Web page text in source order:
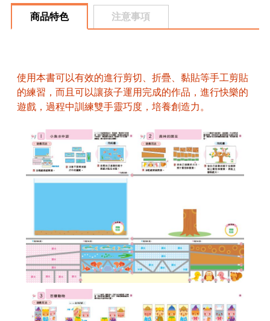
商品特色 注意事項
使用本書可以有效的進行剪切、折疊、黏貼等手工剪貼
的練習，而且可以讓孩子運用完成的作品，進行快樂的
遊戲，過程中訓練雙手靈巧度，培養創造力。